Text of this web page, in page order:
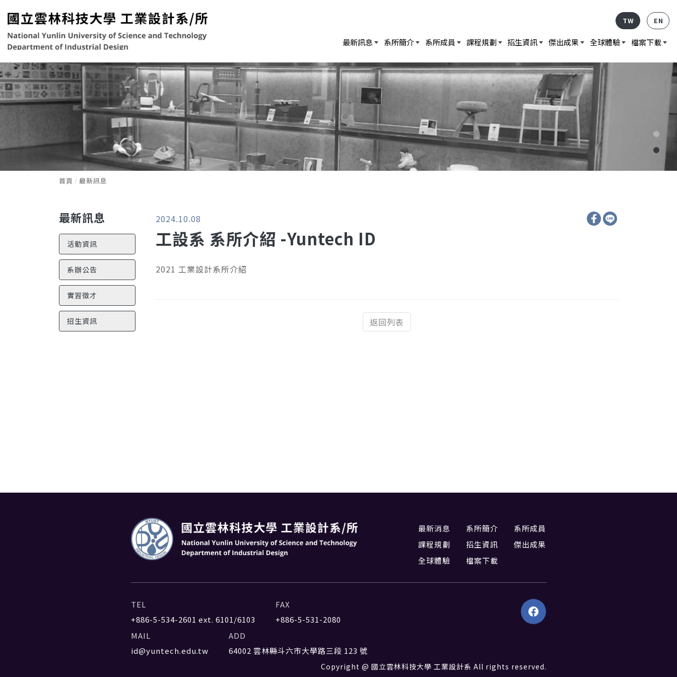
最新訊息 系所簡介 系所成員 課程規劃 招生資訊 傑出成果 全球體驗 檔案下載
TW EN
首頁 最新訊息
最新訊息
活動資訊
系辦公告
實習徵才
招生資訊
2024.10.08
工設系 系所介紹 -Yuntech ID
2021 工業設計系所介紹
返回列表
最新消息 系所簡介
系所成員
課程規劃
招生資訊
傑出成果
全球體驗
檔案下載
TEL
+886-5-534-2601 ext. 6101/6103
FAX
+886-5-531-2080
MAIL
id@yuntech.edu.tw
ADD
64002 雲林縣斗六市大學路三段 123 號
Copyright @ 國立雲林科技大學 工業設計系 All rights reserved.